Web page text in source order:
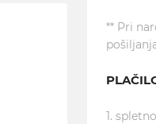
** Pri
1.